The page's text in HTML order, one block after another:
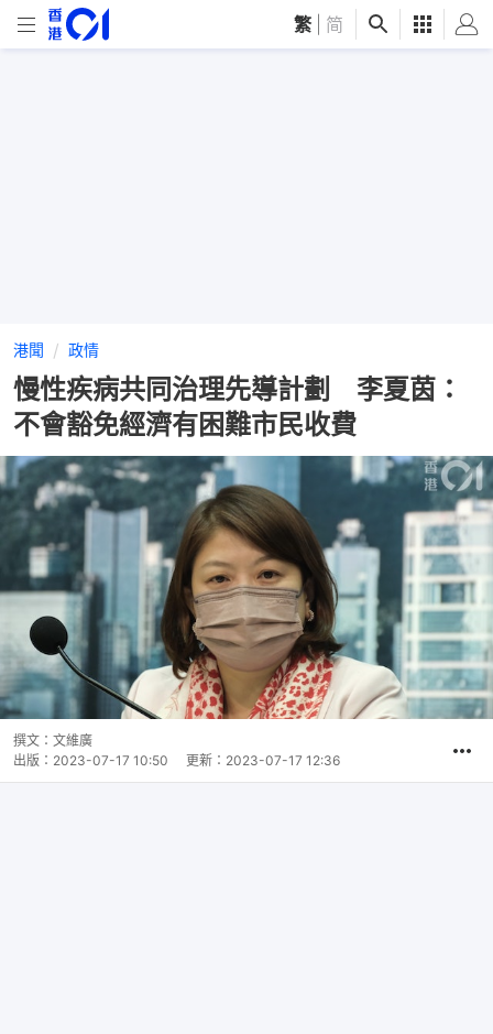
繁 简
港聞 政情
慢性疾病共同治理先導計劃 李夏茵：
不會豁免經濟有困難市民收費
撰文： 文維廣
出版： 2023-07-17 10:50 更新： 2023-07-17 12:36